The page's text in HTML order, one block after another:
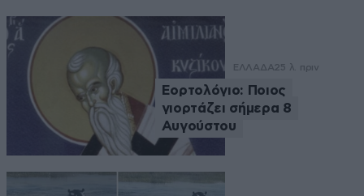
ΕΛΛΑΔΑ25 λ. πριν
Εορτολόγιο: Ποιος
γιορτάζει σήμερα 8
Αυγούστου